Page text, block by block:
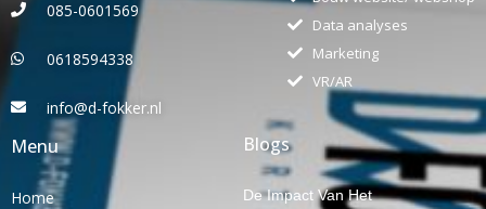
085-0601569
0618594338
info@d-fokker.nl
Data analyses
Marketing
VR/AR
Menu
Home
Blogs
De Impact Van Het